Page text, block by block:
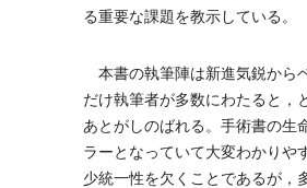
る重要な課題を教示している。
本書の執筆陣は新進気鋭から
だけ執筆者が多数にわたると，
あとがしのばれる。手術書の生
ラーとなっていて大変わかりや
少統一性を欠くことであるが，